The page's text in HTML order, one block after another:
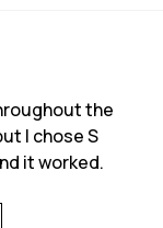
the
I chose S
it worked.